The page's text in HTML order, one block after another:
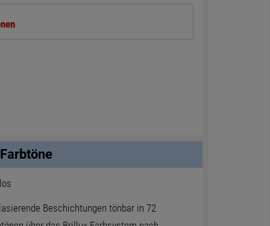
Beschichtungen tönbar in 72